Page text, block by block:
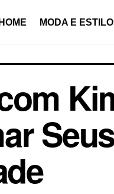
HOME MODA E ESTILO